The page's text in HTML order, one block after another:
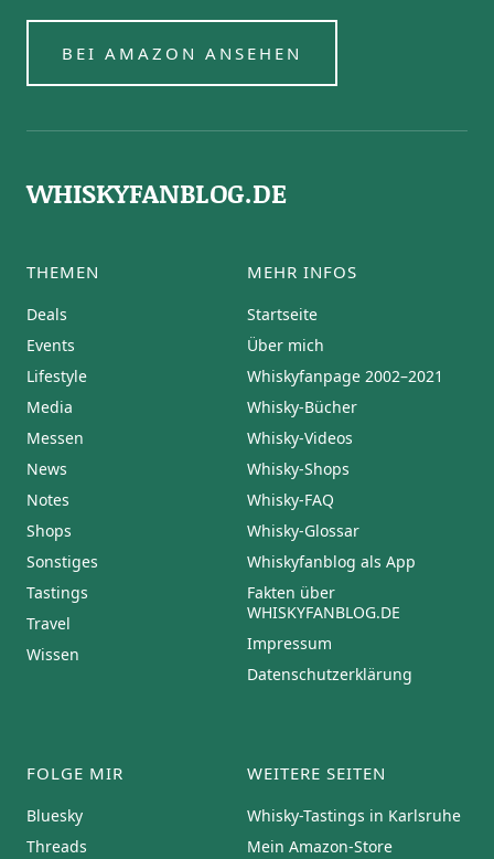
BEI AMAZON ANSEHEN
WHISKYFANBLOG.DE
THEMEN
Deals
Events
Lifestyle
Media
Messen
News
Notes
Shops
Sonstiges
Tastings
Travel
Wissen
MEHR INFOS
Startseite
Über mich
Whiskyfanpage 2002–2021
Whisky-Bücher
Whisky-Videos
Whisky-Shops
Whisky-FAQ
Whisky-Glossar
Whiskyfanblog als App
Fakten über
WHISKYFANBLOG.DE
Impressum
Datenschutzerklärung
FOLGE MIR
Bluesky
Threads
WEITERE SEITEN
Whisky-Tastings in Karlsruhe
Mein Amazon-Store